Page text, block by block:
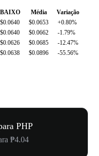
BAIXO Média
Variação
$0.0640 $0.0653
+0.80%
$0.0640 $0.0662
-1.79%
$0.0626 $0.0685
-12.47%
$0.0638 $0.0896 -55.56%
PHP
₱4.04